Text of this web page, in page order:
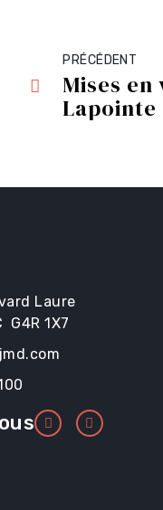
PRÉCÉDENT
Mises
Lapointe
Laure
G4R 1X7
et
et